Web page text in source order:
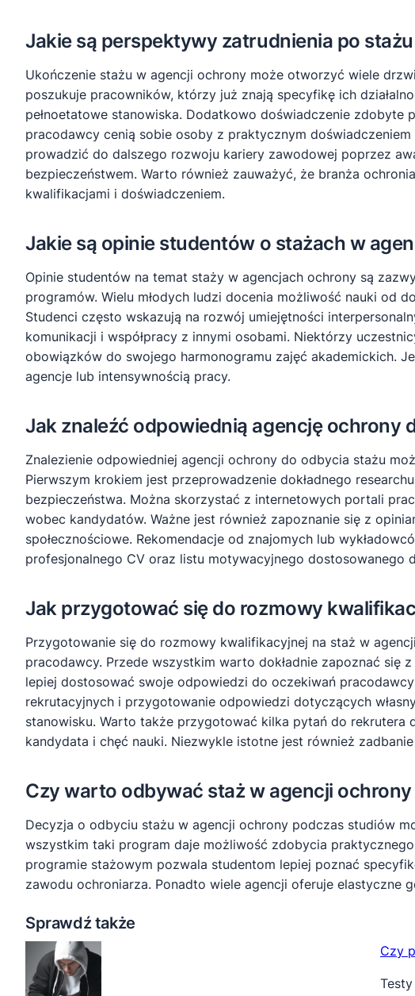
Jakie są perspektywy zatrudnienia po
Ukończenie stażu w agencji ochrony może otworzyć wiele
poszukuje pracowników, którzy już znają specyfikę ich
pełnoetatowe stanowiska. Dodatkowo doświadczenie
pracodawcy cenią sobie osoby z praktycznym
prowadzić do dalszego rozwoju kariery zawodowej poprzez
bezpieczeństwem. Warto również zauważyć, że branża
kwalifikacjami i doświadczeniem.
Jakie są opinie studentów o stażach w
Opinie studentów na temat staży w agencjach ochrony są
programów. Wielu młodych ludzi docenia możliwość nauki od
Studenci często wskazują na rozwój umiejętności
komunikacji i współpracy z innymi osobami. Niektórzy
obowiązków do swojego harmonogramu zajęć akademickich.
agencje lub intensywnością pracy.
Jak znaleźć odpowiednią agencję ochrony
Znalezienie odpowiedniej agencji ochrony do odbycia stażu
Pierwszym krokiem jest przeprowadzenie dokładnego
bezpieczeństwa. Można skorzystać z internetowych portali
wobec kandydatów. Ważne jest również zapoznanie się z
społecznościowe. Rekomendacje od znajomych lub
profesjonalnego CV oraz listu motywacyjnego
Jak przygotować się do rozmowy
Przygotowanie się do rozmowy kwalifikacyjnej na staż w
pracodawcy. Przede wszystkim warto dokładnie zapoznać się
lepiej dostosować swoje odpowiedzi do oczekiwań
rekrutacyjnych i przygotowanie odpowiedzi dotyczących
stanowisku. Warto także przygotować kilka pytań do
kandydata i chęć nauki. Niezwykle istotne jest również
Czy warto odbywać staż w agencji
Decyzja o odbyciu stażu w agencji ochrony podczas studiów
wszystkim taki program daje możliwość zdobycia
programie stażowym pozwala studentom lepiej poznać
zawodu ochroniarza. Ponadto wiele agencji oferuje elastyczne
Sprawdź także
Czy